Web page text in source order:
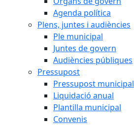
Agenda política
Plens, juntes i audiències
Ple municipal
Juntes de govern
Audiències públiques
Pressupost
Pressupost municipal
Liquidació anual
Plantilla municipal
Convenis